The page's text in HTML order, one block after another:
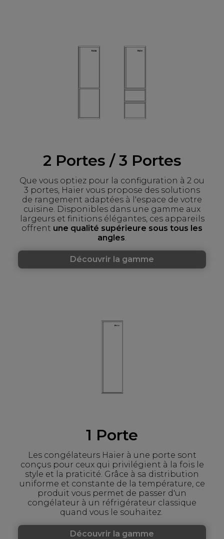
2 Portes / 3 Portes
Que vous optiez pour la configuration à 2 ou
3 portes, Haier vous propose des solutions
de rangement adaptées à l'espace de votre
cuisine. Disponibles dans une gamme aux
largeurs et finitions élégantes, ces appareils
offrent une qualité supérieure sous tous les
angles.
Découvrir la gamme
1 Porte
Les congélateurs Haier à une porte sont
conçus pour ceux qui privilégient à la fois le
style et la praticité. Grâce à sa distribution
uniforme et constante de la température, ce
produit vous permet de passer d'un
congélateur à un réfrigérateur classique
quand vous le souhaitez.
Découvrir la gamme